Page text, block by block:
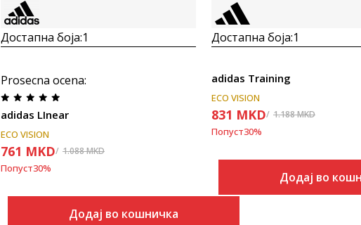
Достапна боја:1
Prosecna ocena:
adidas LInear
ECO VISION
761 MKD 1.088MKD
Попуст30%
Додај во кошничка
Достапна боја:1
adidas Training
ECO VISION
831 MKD 1.188MKD
Попуст30%
Додај во